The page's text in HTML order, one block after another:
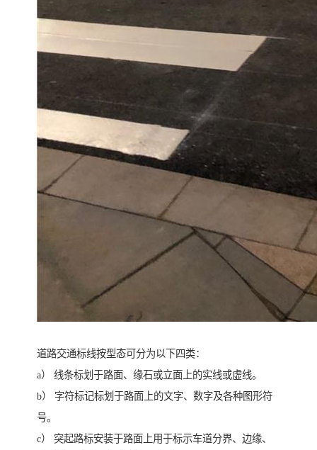
道路交通标线按型态可分为以下四类：
a） 线条标划于路面、缘石或立面上的实线或虚线。
b） 字符标记标划于路面上的文字、数字及各种图形符
号。
c） 突起路标安装于路面上用于标示车道分界、边缘、